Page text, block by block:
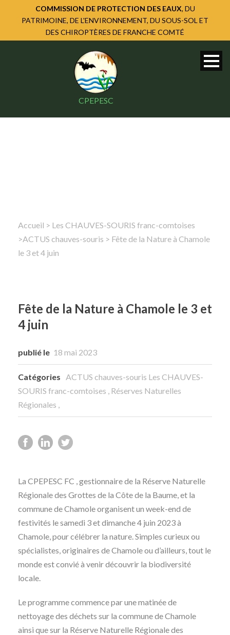
COMMISSION DE PROTECTION DES EAUX, DU
PATRIMOINE, DE L'ENVIRONNEMENT, DU SOUS-SOL ET
DES CHIROPTÈRES DE FRANCHE COMTÉ
CPEPESC
Rechercher
Accueil > Les CHAUVES-SOURIS franc-comtoises
>ACTUS chauves-souris > Fête de la Nature à Chamole
le 3 et 4 juin
Fête de la Nature à Chamole le 3 et
4 juin
publié le 18 mai 2023
Catégories ACTUS chauves-souris Les CHAUVES-
SOURIS franc-comtoises , Réserves Naturelles
Régionales ,
La CPEPESC FC , gestionnaire de la Réserve Naturelle
Régionale des Grottes de la Côte de la Baume, et la
commune de Chamole organisent un week-end de
festivités le samedi 3 et dimanche 4 juin 2023 à
Chamole, pour célébrer la nature. Simples curieux ou
spécialistes, originaires de Chamole ou d’ailleurs, tout le
monde est convié à venir découvrir la biodiversité
locale.
Le programme commence par une matinée de
nettoyage des déchets sur la commune de Chamole
ainsi que sur la Réserve Naturelle Régionale des